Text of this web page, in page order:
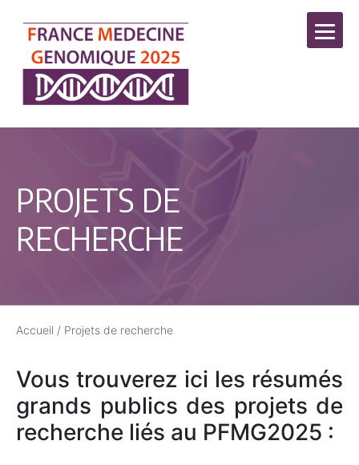
PROJETS DE
RECHERCHE
Accueil / Projets de recherche
Vous trouverez ici les résumés
grands publics des projets de
recherche liés au PFMG2025 :